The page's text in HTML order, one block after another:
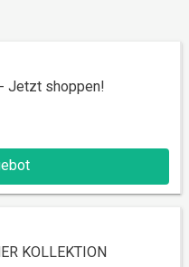
- Jetzt shoppen!
KOLLEKTION